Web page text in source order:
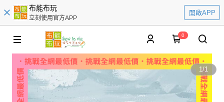
布能布玩
立刻使用官方APP
開啟APP
0
1/1